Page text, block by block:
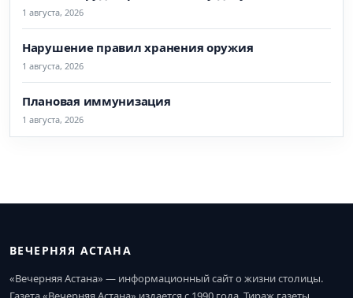
1 августа, 2026
Нарушение правил хранения оружия
1 августа, 2026
Плановая иммунизация
1 августа, 2026
ВЕЧЕРНЯЯ АСТАНА
«Вечерняя Астана» — информационный сайт о жизни столицы.